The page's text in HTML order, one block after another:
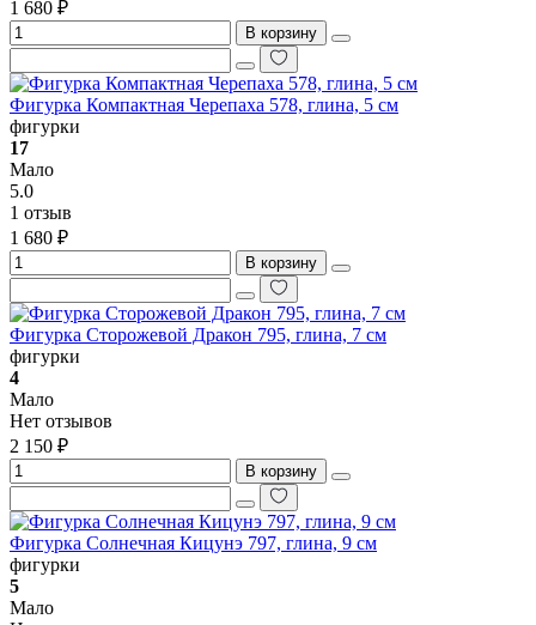
1 680 ₽
В корзину
Фигурка Компактная Черепаха 578, глина, 5 см
фигурки
17
Мало
5.0
1 отзыв
1 680 ₽
В корзину
Фигурка Сторожевой Дракон 795, глина, 7 см
фигурки
4
Мало
Нет отзывов
2 150 ₽
В корзину
Фигурка Солнечная Кицунэ 797, глина, 9 см
фигурки
5
Мало